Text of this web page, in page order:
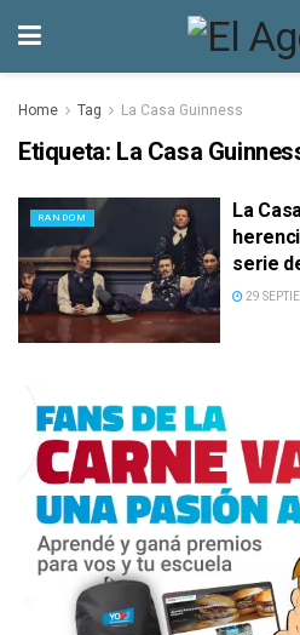
Home Tag La Casa Guinness
Etiqueta: La Casa
RANDOM
La
serie
29